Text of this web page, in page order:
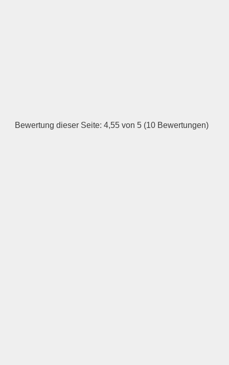
Bewertung dieser Seite: 4,55 von 5 (10 Bewertungen)